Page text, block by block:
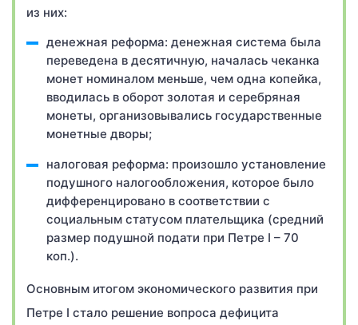
из них:
денежная реформа: денежная система была
переведена в десятичную, началась чеканка
монет номиналом меньше, чем одна копейка,
вводилась в оборот золотая и серебряная
монеты, организовывались государственные
монетные дворы;
налоговая реформа: произошло установление
подушного налогообложения, которое было
дифференцировано в соответствии с
социальным статусом плательщика (средний
размер подушной подати при Петре I – 70
коп.).
Основным итогом экономического развития при
Петре I стало решение вопроса дефицита